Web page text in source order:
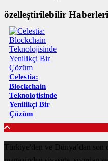
özelleştirilebilir Haberleri
Celestia:
Blockchain
Teknolojisinde
Yenilikçi Bir
Çözüm
Türkiye'den ve Dünya’dan son